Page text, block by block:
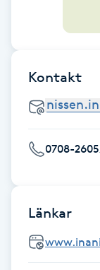
Fillers
Fransar
Fransborttagning
Kontakt
0708-
Länkar